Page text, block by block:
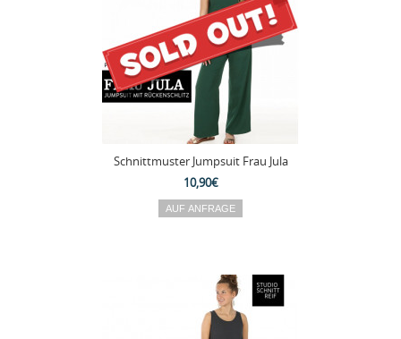
Schnittmuster Jumpsuit Frau Jula
10,90€